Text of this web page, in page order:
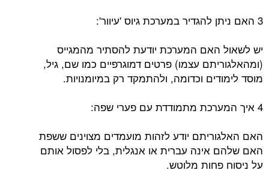
3 האם ניתן להגדיר במערכת גיוס 'עיוור':
יש לשאול האם המערכת יודעת להסתיר מהמגייס
(ומהאלגוריתם עצמו) פרטים דמוגרפיים כמו שם, גיל,
מוסד לימודים וכדומה, ולהתמקד רק במיומנויות.
4 איך המערכת מתמודדת עם פערי שפה:
האם האלגוריתם יודע לזהות מועמדים מצוינים ששפת
האם שלהם אינה עברית או אנגלית, בלי לפסול אותם
על ניסוח פחות מלוטש.